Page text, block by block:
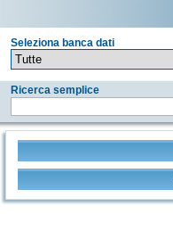
Seleziona banca dati
Ricerca semplice